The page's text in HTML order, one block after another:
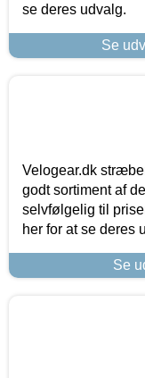
se deres udvalg.
Se
Velogear.dk
godt sortiment af
selvfølgelig til
her for at se deres
Se